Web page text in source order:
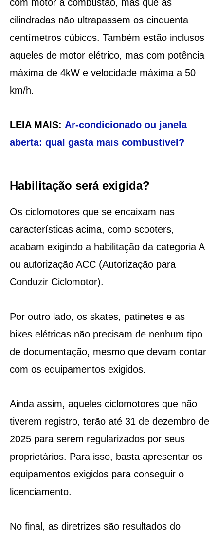
com motor a combustão, mas que as
cilindradas não ultrapassem os cinquenta
centímetros cúbicos. Também estão inclusos
aqueles de motor elétrico, mas com potência
máxima de 4kW e velocidade máxima a 50
km/h.
LEIA MAIS: Ar-condicionado ou janela
aberta: qual gasta mais combustível?
Habilitação será exigida?
Os ciclomotores que se encaixam nas
características acima, como scooters,
acabam exigindo a habilitação da categoria A
ou autorização ACC (Autorização para
Conduzir Ciclomotor).
Por outro lado, os skates, patinetes e as
bikes elétricas não precisam de nenhum tipo
de documentação, mesmo que devam contar
com os equipamentos exigidos.
Ainda assim, aqueles ciclomotores que não
tiverem registro, terão até 31 de dezembro de
2025 para serem regularizados por seus
proprietários. Para isso, basta apresentar os
equipamentos exigidos para conseguir o
licenciamento.
No final, as diretrizes são resultados do